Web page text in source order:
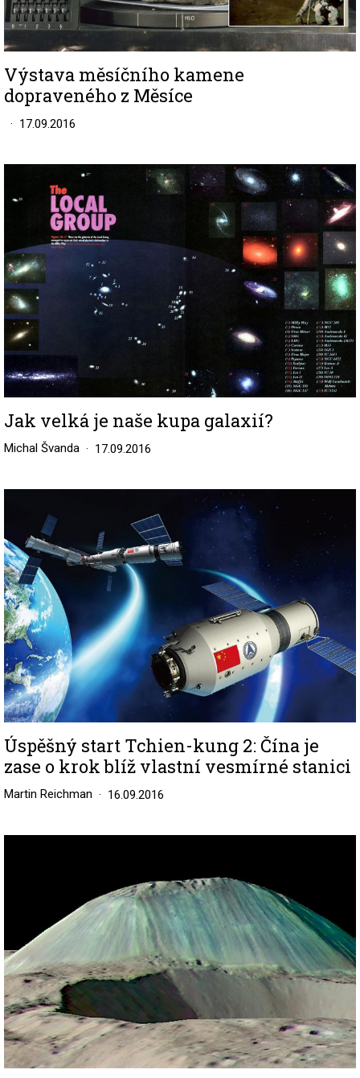
Výstava měsíčního kamene
dopraveného z Měsíce
17.09.2016
Jak velká je naše kupa galaxií?
Michal Švanda 17.09.2016
Úspěšný start Tchien-kung 2: Čína je
zase o krok blíž vlastní vesmírné stanici
Martin Reichman 16.09.2016